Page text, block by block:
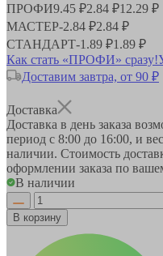
ПРОФИ9.45 ₽2.84 ₽12.29 ₽
МАСТЕР-2.84 ₽2.84 ₽
СТАНДАРТ-1.89 ₽1.89 ₽
Как стать «ПРОФИ» сразу!
Доставим завтра, от 90 ₽
Доставка
Доставка в день заказа
период с 8:00 до 16:00, и
наличии. Стоимость
оформлении заказа по
В наличии
В корзину